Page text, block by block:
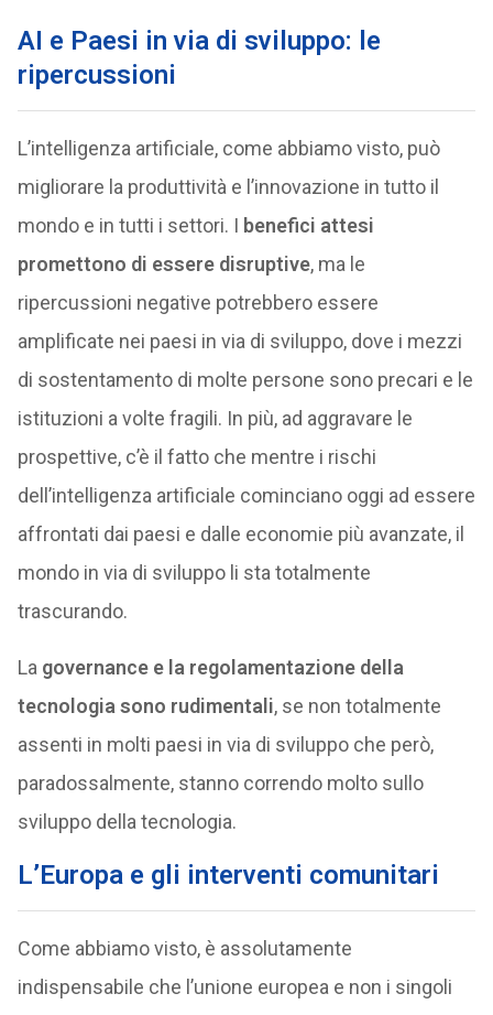
AI e Paesi in via di sviluppo: le
ripercussioni
L’intelligenza artificiale, come abbiamo visto, può
migliorare la produttività e l’innovazione in tutto il
mondo e in tutti i settori. I benefici attesi
promettono di essere disruptive, ma le
ripercussioni negative potrebbero essere
amplificate nei paesi in via di sviluppo, dove i mezzi
di sostentamento di molte persone sono precari e le
istituzioni a volte fragili. In più, ad aggravare le
prospettive, c’è il fatto che mentre i rischi
dell’intelligenza artificiale cominciano oggi ad essere
affrontati dai paesi e dalle economie più avanzate, il
mondo in via di sviluppo li sta totalmente
trascurando.
La governance e la regolamentazione della
tecnologia sono rudimentali, se non totalmente
assenti in molti paesi in via di sviluppo che però,
paradossalmente, stanno correndo molto sullo
sviluppo della tecnologia.
L’Europa e gli interventi comunitari
Come abbiamo visto, è assolutamente
indispensabile che l’unione europea e non i singoli